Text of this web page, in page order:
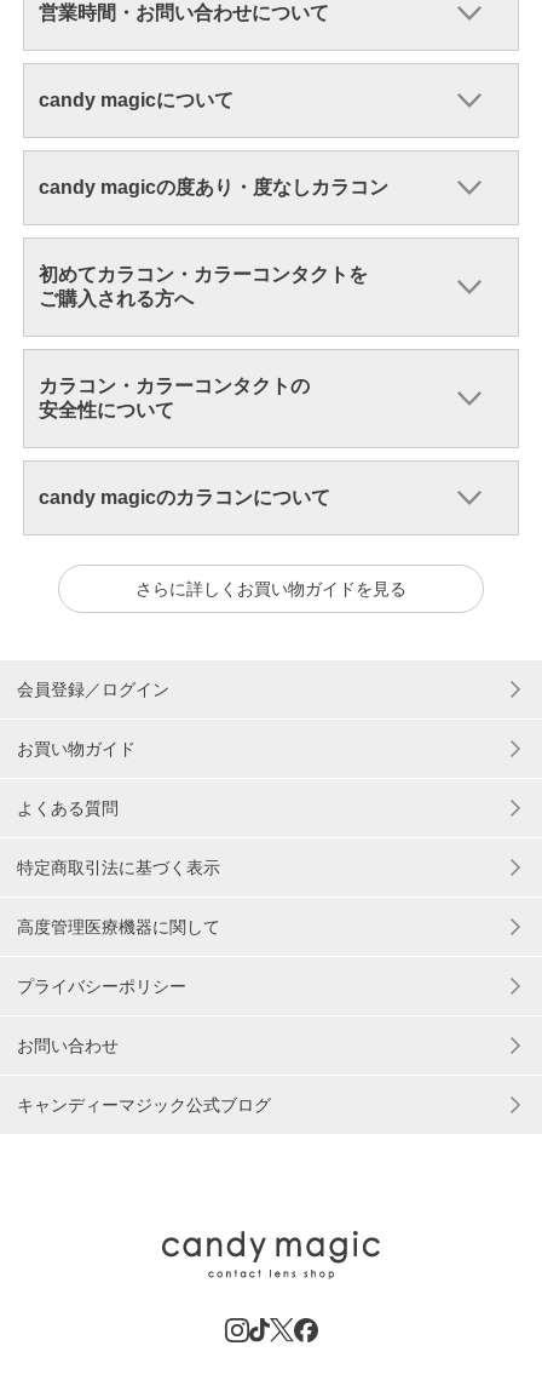
営業時間・お問い合わせについて
candy magicについて
candy magicの度あり・度なしカラコン
初めてカラコン・カラーコンタクトを
ご購入される方へ
カラコン・カラーコンタクトの
安全性について
candy magicのカラコンについて
さらに詳しくお買い物ガイドを見る
会員登録／ログイン
お買い物ガイド
よくある質問
特定商取引法に基づく表示
高度管理医療機器に関して
プライバシーポリシー
お問い合わせ
キャンディーマジック公式ブログ